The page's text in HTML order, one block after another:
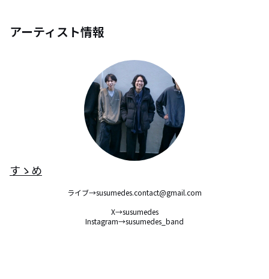
アーティスト情報
すゝめ
ライブ→susumedes.contact@gmail.com
X→susumedes
Instagram→susumedes_band